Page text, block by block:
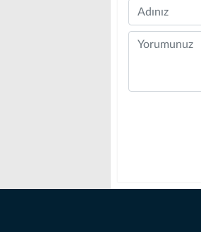
Name
Comment